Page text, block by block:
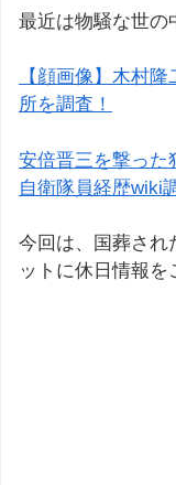
最近は物騒な世
【顔画像】木村
所を調査！
安倍晋三を撃った
自衛隊員経歴wiki
今回は、国葬され
ットに休日情報を